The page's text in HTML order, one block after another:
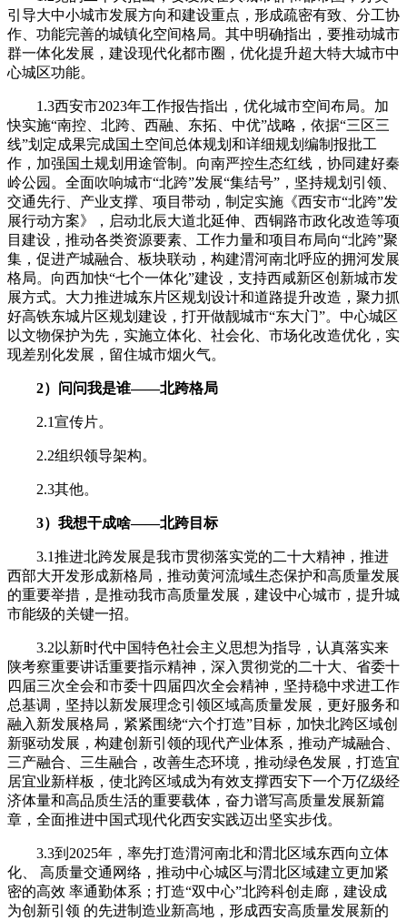
引导大中小城市发展方向和建设重点，形成疏密有致、分工协
作、功能完善的城镇化空间格局。其中明确指出，要推动城市
群一体化发展，建设现代化都市圈，优化提升超大特大城市中
心城区功能。
1.3西安市2023年工作报告指出，优化城市空间布局。加
快实施“南控、北跨、西融、东拓、中优”战略，依据“三区三
线”划定成果完成国土空间总体规划和详细规划编制报批工
作，加强国土规划用途管制。向南严控生态红线，协同建好秦
岭公园。全面吹响城市“北跨”发展“集结号”，坚持规划引领、
交通先行、产业支撑、项目带动，制定实施《西安市“北跨”发
展行动方案》，启动北辰大道北延伸、西铜路市政化改造等项
目建设，推动各类资源要素、工作力量和项目布局向“北跨”聚
集，促进产城融合、板块联动，构建渭河南北呼应的拥河发展
格局。向西加快“七个一体化”建设，支持西咸新区创新城市发
展方式。大力推进城东片区规划设计和道路提升改造，聚力抓
好高铁东城片区规划建设，打开做靓城市“东大门”。中心城区
以文物保护为先，实施立体化、社会化、市场化改造优化，实
现差别化发展，留住城市烟火气。
2）问问我是谁——北跨格局
2.1宣传片。
2.2组织领导架构。
2.3其他。
3）我想干成啥——北跨目标
3.1推进北跨发展是我市贯彻落实党的二十大精神，推进
西部大开发形成新格局，推动黄河流域生态保护和高质量发展
的重要举措，是推动我市高质量发展，建设中心城市，提升城
市能级的关键一招。
3.2以新时代中国特色社会主义思想为指导，认真落实来
陕考察重要讲话重要指示精神，深入贯彻党的二十大、省委十
四届三次全会和市委十四届四次全会精神，坚持稳中求进工作
总基调，坚持以新发展理念引领区域高质量发展，更好服务和
融入新发展格局，紧紧围绕“六个打造”目标，加快北跨区域创
新驱动发展，构建创新引领的现代产业体系，推动产城融合、
三产融合、三生融合，改善生态环境，推动绿色发展，打造宜
居宜业新样板，使北跨区域成为有效支撑西安下一个万亿级经
济体量和高品质生活的重要载体，奋力谱写高质量发展新篇
章，全面推进中国式现代化西安实践迈出坚实步伐。
3.3到2025年，率先打造渭河南北和渭北区域东西向立体
化、 高质量交通网络，推动中心城区与渭北区域建立更加紧
密的高效 率通勤体系；打造“双中心”北跨科创走廊，建设成
为创新引领 的先进制造业新高地，形成西安高质量发展新的